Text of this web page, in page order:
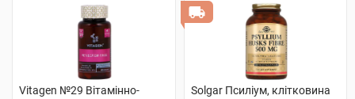
Vitagen №29 Вітамінно-
Solgar Псиліум, клітковина